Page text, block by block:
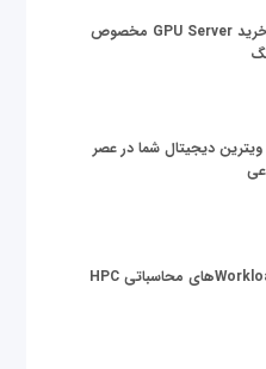
قیمت سرور گرافیکی | خرید GPU Server مخصوص
دیجیتال شما در عصر